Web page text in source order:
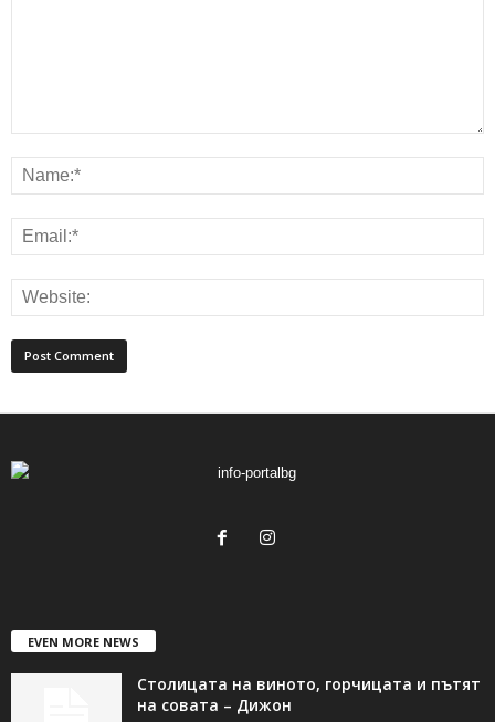
EVEN MORE NEWS
Столицата на виното, горчицата и пътят
на совата – Дижон